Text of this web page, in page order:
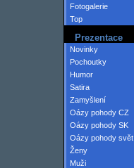
Fotogalerie
Top
Prezentace
Novinky
Pochoutky
Humor
Satira
Zamyšlení
Oázy pohody CZ
Oázy pohody SK
Oázy pohody svět
Ženy
Muži